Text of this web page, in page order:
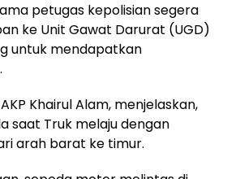
petugas kepolisian segera
ke Unit Gawat Darurat (UGD)
untuk mendapatkan
Khairul Alam, menjelaskan,
saat Truk melaju dengan
arah barat ke timur.